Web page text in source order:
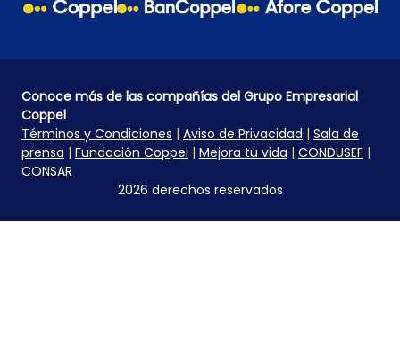
Conoce más de las compañías del Grupo Empresarial
Coppel
Términos y Condiciones | Aviso de Privacidad | Sala de
prensa | Fundación Coppel | Mejora tu vida | CONDUSEF |
CONSAR
2026 derechos reservados